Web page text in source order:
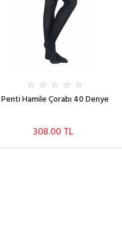
Penti Hamile Çorabı 40 Denye
308.00 TL